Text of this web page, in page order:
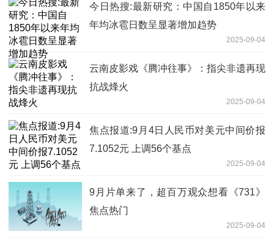
今日热搜:最新研究：中国自1850年以来
年均冰雹日数呈显著增加趋势
2025-09-04
云南皮影戏《腾冲往事》：指尖非遗再现
抗战烽火
2025-09-04
焦点报道:9月4日人民币对美元中间价报
7.1052元 上调56个基点
2025-09-04
9月片单来了，超百万观众想看《731》
焦点热门
2025-09-04